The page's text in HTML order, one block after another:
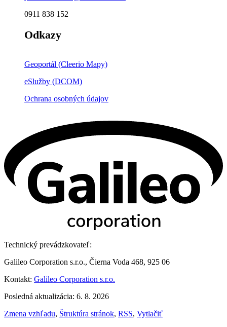
0911 838 152
Odkazy
Geoportál (Cleerio Mapy)
eSlužby (DCOM)
Ochrana osobných údajov
Technický prevádzkovateľ:
Galileo Corporation s.r.o., Čierna Voda 468, 925 06
Kontakt: Galileo Corporation s.r.o.
Posledná aktualizácia: 6. 8. 2026
Zmena vzhľadu, Štruktúra stránok, RSS, Vytlačiť